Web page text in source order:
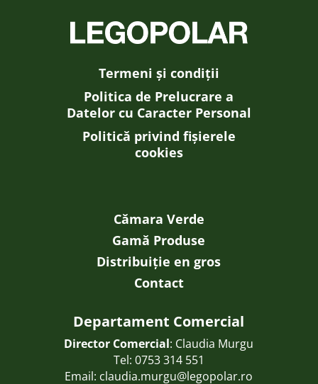
Termeni și condiții
Politica de Prelucrare a
Datelor cu Caracter Personal
Politică privind fișierele
cookies
Cămara Verde
Gamă Produse
Distribuiție en gros
Contact
Departament Comercial
Director Comercial: Claudia Murgu
Tel: 0753 314 551
Email: claudia.murgu@legopolar.ro